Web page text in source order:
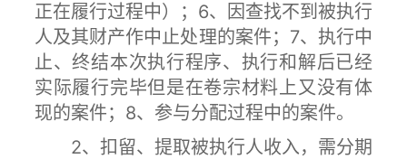
正在履行过程中）；6、因查找不到被执行
人及其财产作中止处理的案件；7、执行中
止、终结本次执行程序、执行和解后已经
实际履行完毕但是在卷宗材料上又没有体
现的案件；8、参与分配过程中的案件。
2、扣留、提取被执行人收入，需分期